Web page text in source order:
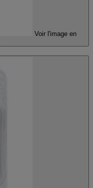
Voir l'image en